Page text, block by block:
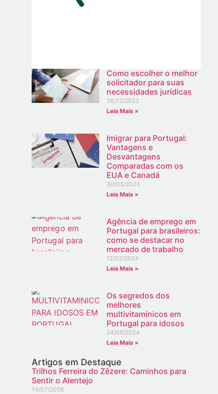
Como escolher o melhor
solicitador para suas
necessidades jurídicas
30/12/2023
Leia Mais »
Imigrar para Portugal:
Vantagens e
Desvantagens
Comparadas com os
EUA e Canadá
30/05/2023
Leia Mais »
Agência de emprego em
Portugal para brasileiros:
como se destacar no
mercado de trabalho
12/02/2024
Leia Mais »
Os segredos dos
melhores
multivitamínicos em
Portugal para idosos
24/06/2024
Leia Mais »
Artigos em Destaque
Trilhos Ferreira do Zêzere: Caminhos para
Sentir o Alentejo
14/07/2026